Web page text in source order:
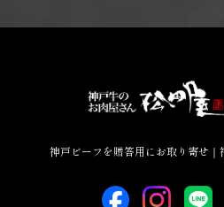
神戸ビーフを贈答用にお取り寄せ